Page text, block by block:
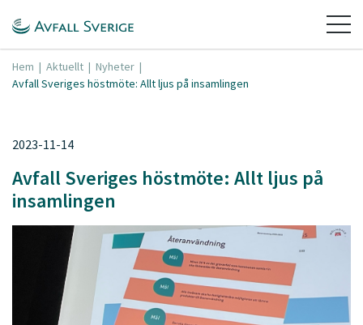
Hem | Aktuellt | Nyheter |
Avfall Sveriges höstmöte: Allt ljus på insamlingen
2023-11-14
Avfall Sveriges höstmöte: Allt ljus på
insamlingen